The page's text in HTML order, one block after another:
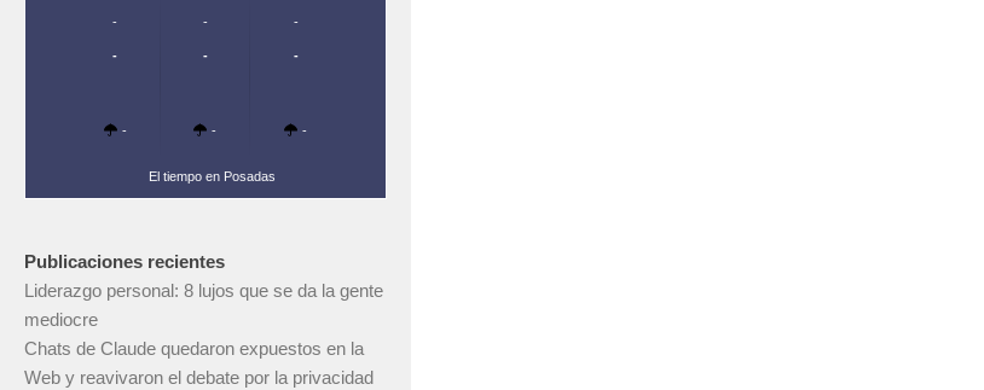
-
-
-
-
-
-
-
-
-
El tiempo en Posadas
Publicaciones recientes
Liderazgo personal: 8 lujos que se da la gente
mediocre
Chats de Claude quedaron expuestos en la
Web y reavivaron el debate por la privacidad